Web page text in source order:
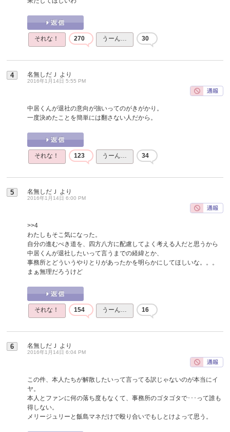
それな！ 270 うーん… 30
4 名無しだＪ より
2016年1月14日 5:55 PM
中居くんが退社の意向が強いってのがきがかり。
一度決めたことを簡単には翻さない人だから。
それな！ 123 うーん… 34
5 名無しだＪ より
2016年1月14日 6:00 PM
>>4
わたしもそこ気になった。
自分の進むべき道を、四方八方に配慮してよく考える人だと思うから
中居くんが退社したいって言うまでの経緯とか、
事務所とどういうやりとりがあったかを明らかにしてほしいな。。。
まぁ無理だろうけど
それな！ 154 うーん… 16
6 名無しだＪ より
2016年1月14日 6:04 PM
この件、本人たちが解散したいって言ってる訳じゃないのが本当にイ
ヤ。
本人とファンに何の落ち度もなくて、事務所のゴタゴタで･･･って誰も
得しない。
メリージュリーと飯島マネだけで殴り合いでもしとけよって思う。